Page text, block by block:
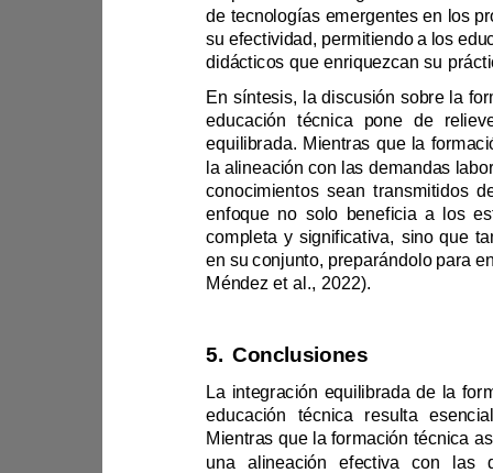
su efectividad, permitiendo a los
la alineac
completa y significati
Méndez et al., 2022).
5. Conclusiones
una alineaci